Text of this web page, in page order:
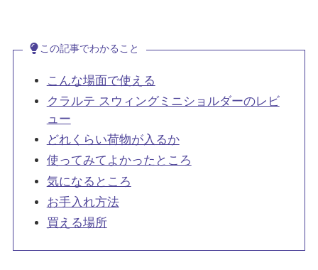
この記事でわかること
こんな場面で使える
クラルテ スウィングミニショルダーのレビ
ュー
どれくらい荷物が入るか
使ってみてよかったところ
気になるところ
お手入れ方法
買える場所